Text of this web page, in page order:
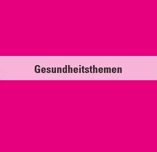
Gesundheitsthemen